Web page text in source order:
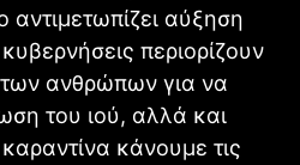
αντιμετωπίζει αύξηση
περιορίζουν
ανθρώπων για να
του ιού, αλλά και
κάνουμε τις